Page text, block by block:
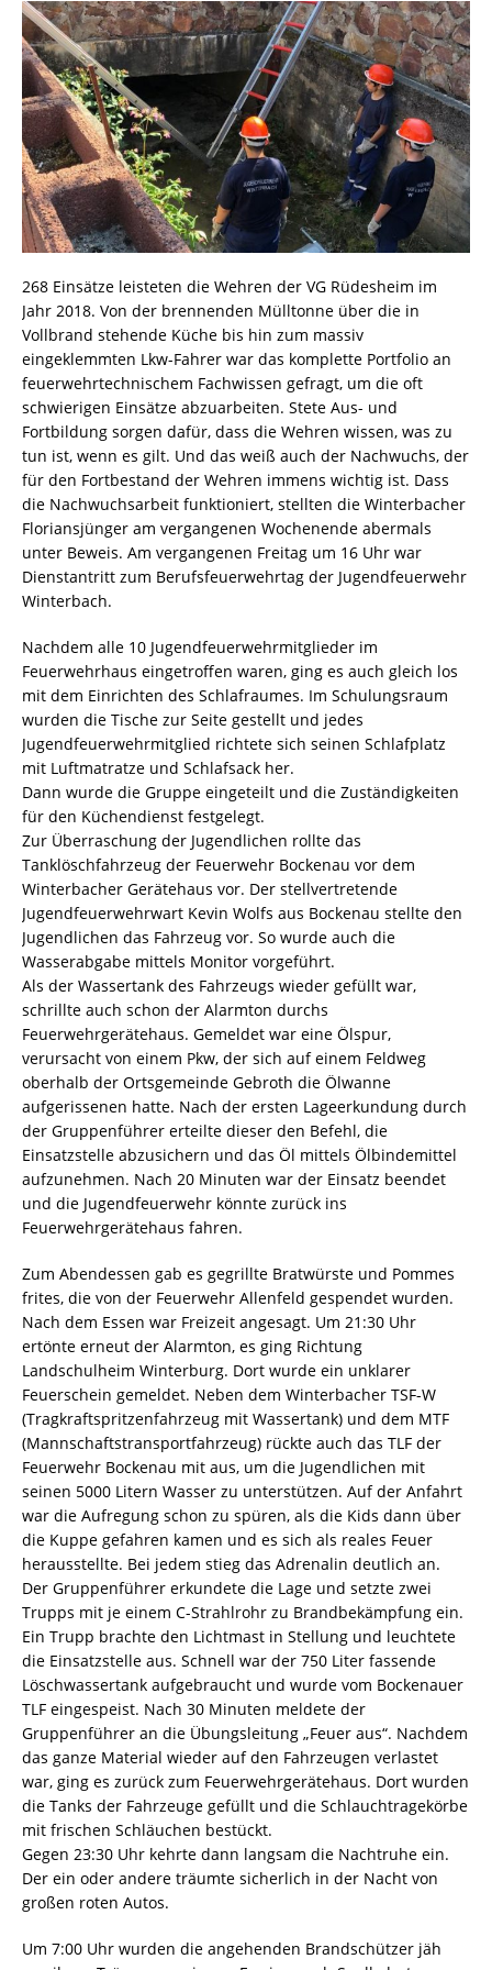
268 Einsätze leisteten die Wehren der VG Rüdesheim im
Jahr 2018. Von der brennenden Mülltonne über die in
Vollbrand stehende Küche bis hin zum massiv
eingeklemmten Lkw-Fahrer war das komplette Portfolio an
feuerwehrtechnischem Fachwissen gefragt, um die oft
schwierigen Einsätze abzuarbeiten. Stete Aus- und
Fortbildung sorgen dafür, dass die Wehren wissen, was zu
tun ist, wenn es gilt. Und das weiß auch der Nachwuchs, der
für den Fortbestand der Wehren immens wichtig ist. Dass
die Nachwuchsarbeit funktioniert, stellten die Winterbacher
Floriansjünger am vergangenen Wochenende abermals
unter Beweis. Am vergangenen Freitag um 16 Uhr war
Dienstantritt zum Berufsfeuerwehrtag der Jugendfeuerwehr
Winterbach.
Nachdem alle 10 Jugendfeuerwehrmitglieder im
Feuerwehrhaus eingetroffen waren, ging es auch gleich los
mit dem Einrichten des Schlafraumes. Im Schulungsraum
wurden die Tische zur Seite gestellt und jedes
Jugendfeuerwehrmitglied richtete sich seinen Schlafplatz
mit Luftmatratze und Schlafsack her.
Dann wurde die Gruppe eingeteilt und die Zuständigkeiten
für den Küchendienst festgelegt.
Zur Überraschung der Jugendlichen rollte das
Tanklöschfahrzeug der Feuerwehr Bockenau vor dem
Winterbacher Gerätehaus vor. Der stellvertretende
Jugendfeuerwehrwart Kevin Wolfs aus Bockenau stellte den
Jugendlichen das Fahrzeug vor. So wurde auch die
Wasserabgabe mittels Monitor vorgeführt.
Als der Wassertank des Fahrzeugs wieder gefüllt war,
schrillte auch schon der Alarmton durchs
Feuerwehrgerätehaus. Gemeldet war eine Ölspur,
verursacht von einem Pkw, der sich auf einem Feldweg
oberhalb der Ortsgemeinde Gebroth die Ölwanne
aufgerissenen hatte. Nach der ersten Lageerkundung durch
der Gruppenführer erteilte dieser den Befehl, die
Einsatzstelle abzusichern und das Öl mittels Ölbindemittel
aufzunehmen. Nach 20 Minuten war der Einsatz beendet
und die Jugendfeuerwehr könnte zurück ins
Feuerwehrgerätehaus fahren.
Zum Abendessen gab es gegrillte Bratwürste und Pommes
frites, die von der Feuerwehr Allenfeld gespendet wurden.
Nach dem Essen war Freizeit angesagt. Um 21:30 Uhr
ertönte erneut der Alarmton, es ging Richtung
Landschulheim Winterburg. Dort wurde ein unklarer
Feuerschein gemeldet. Neben dem Winterbacher TSF-W
(Tragkraftspritzenfahrzeug mit Wassertank) und dem MTF
(Mannschaftstransportfahrzeug) rückte auch das TLF der
Feuerwehr Bockenau mit aus, um die Jugendlichen mit
seinen 5000 Litern Wasser zu unterstützen. Auf der Anfahrt
war die Aufregung schon zu spüren, als die Kids dann über
die Kuppe gefahren kamen und es sich als reales Feuer
herausstellte. Bei jedem stieg das Adrenalin deutlich an.
Der Gruppenführer erkundete die Lage und setzte zwei
Trupps mit je einem C-Strahlrohr zu Brandbekämpfung ein.
Ein Trupp brachte den Lichtmast in Stellung und leuchtete
die Einsatzstelle aus. Schnell war der 750 Liter fassende
Löschwassertank aufgebraucht und wurde vom Bockenauer
TLF eingespeist. Nach 30 Minuten meldete der
Gruppenführer an die Übungsleitung „Feuer aus“. Nachdem
das ganze Material wieder auf den Fahrzeugen verlastet
war, ging es zurück zum Feuerwehrgerätehaus. Dort wurden
die Tanks der Fahrzeuge gefüllt und die Schlauchtragekörbe
mit frischen Schläuchen bestückt.
Gegen 23:30 Uhr kehrte dann langsam die Nachtruhe ein.
Der ein oder andere träumte sicherlich in der Nacht von
großen roten Autos.
Um 7:00 Uhr wurden die angehenden Brandschützer jäh